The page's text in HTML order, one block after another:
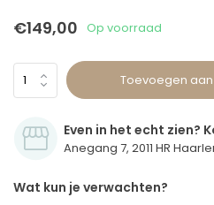
€149,00 Op voorraad
Toevoegen
Even in het echt zien?
Anegang 7, 2011 HR
Wat kun je verwachten?